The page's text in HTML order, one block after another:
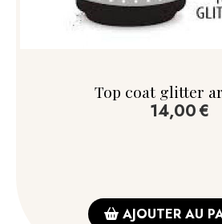
Top coat glitter
14,00€
AJOUTER AU